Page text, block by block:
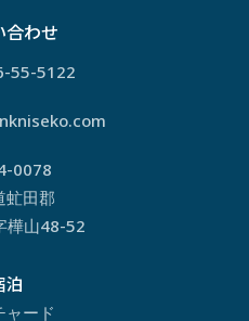
合わせ
55-5122
0078
虻田郡
樺山48-52
泊
ャード